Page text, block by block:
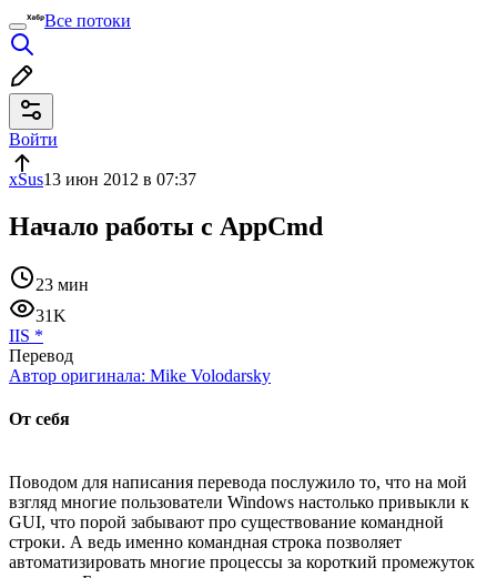
Все потоки
Войти
xSus13 июн 2012 в 07:37
Начало работы с AppCmd
23 мин
31K
IIS *
Перевод
Автор оригинала: Mike Volodarsky
От себя
Поводом для написания перевода послужило то, что на мой
взгляд многие пользователи Windows настолько привыкли к
GUI, что порой забывают про существование командной
строки. А ведь именно командная строка позволяет
автоматизировать многие процессы за короткий промежуток